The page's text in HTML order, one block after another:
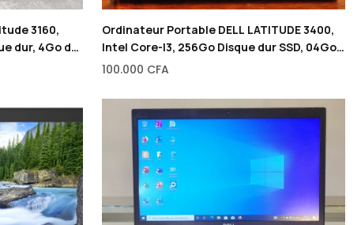
3160,
dur, 4Go de
Ordinateur Portable DELL LATITUDE 3400,
Intel Core-I3, 256Go Disque dur SSD, 04Go
de RAM, 14″
100.000 CFA